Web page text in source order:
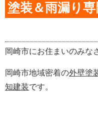
塗装＆雨漏り
岡崎市にお住まいのみな
岡崎市地域密着の外壁塗
知建装です。